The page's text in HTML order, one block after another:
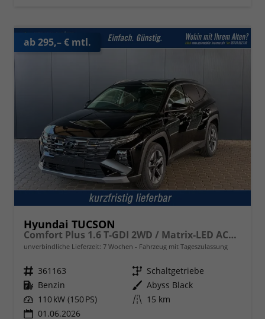
ab 295,– € mtl.
Hyundai TUCSON
Comfort Plus 1.6 T-GDI 2WD / Matrix-LED ACC Shz vo+hi + Lenkradheizung Elek. Heck Alu 18"
unverbindliche Lieferzeit: 7 Wochen Fahrzeug mit Tageszulassung
Fahrzeugnr. 361163 Getriebe Schaltgetriebe
Kraftstoff Benzin Außenfarbe Abyss Black
Leistung 110 kW (150 PS) Kilometerstand 15 km
01.06.2026